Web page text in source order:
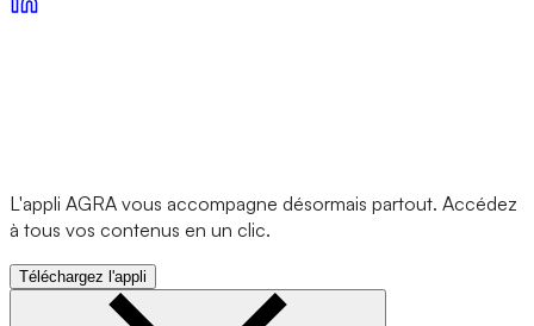
L'appli AGRA vous accompagne désormais partout. Accédez
à tous vos contenus en un clic.
Téléchargez l'appli